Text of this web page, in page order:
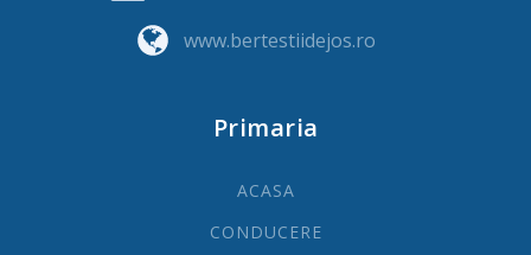
www.bertestiidejos.ro
Primaria
ACASA
CONDUCERE